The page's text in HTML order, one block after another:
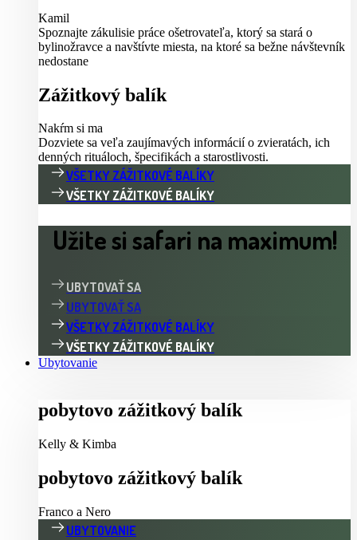
Kamil
Spoznajte zákulisie práce ošetrovateľa, ktorý sa stará o
bylinožravce a navštívte miesta, na ktoré sa bežne návštevník
nedostane
Zážitkový balík
Nakŕm si ma
Dozviete sa veľa zaujímavých informácií o zvieratách, ich
denných rituáloch, špecifikách a starostlivosti.
VŠETKY ZÁŽITKOVÉ BALÍKY
VŠETKY ZÁŽITKOVÉ BALÍKY
Užite si safari na maximum!
UBYTOVAŤ SA
UBYTOVAŤ SA
VŠETKY ZÁŽITKOVÉ BALÍKY
VŠETKY ZÁŽITKOVÉ BALÍKY
Ubytovanie
pobytovo zážitkový balík
Kelly & Kimba
pobytovo zážitkový balík
Franco a Nero
UBYTOVANIE